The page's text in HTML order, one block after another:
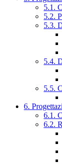
5.1.
5.2.
5.3.
5.4.
5.5.
6.
6.1.
6.2.